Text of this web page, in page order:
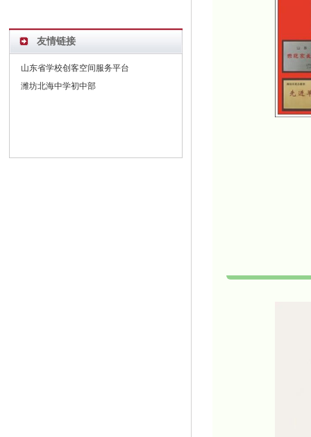
友情链接
山东省学校创客空间服务平台
潍坊北海中学初中部